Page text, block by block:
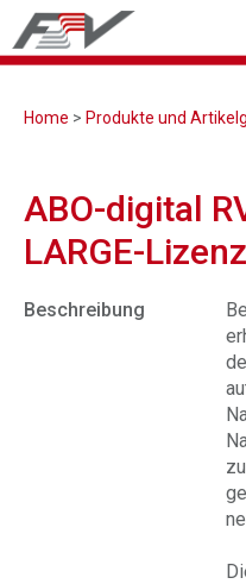
Home > Produkte und
ABO-digital
LARGE-Lizenz
Beschreibung